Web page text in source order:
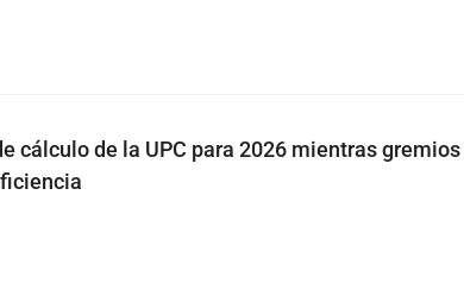
cálculo de la UPC para 2026 mientras gremios